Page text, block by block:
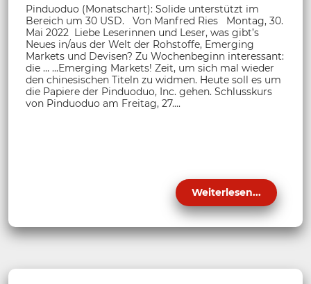
Pinduoduo (Monatschart): Solide unterstützt im
Bereich um 30 USD. Von Manfred Ries Montag, 30.
Mai 2022 Liebe Leserinnen und Leser, was gibt’s
Neues in/aus der Welt der Rohstoffe, Emerging
Markets und Devisen? Zu Wochenbeginn interessant:
die … ...Emerging Markets! Zeit, um sich mal wieder
den chinesischen Titeln zu widmen. Heute soll es um
die Papiere der Pinduoduo, Inc. gehen. Schlusskurs
von Pinduoduo am Freitag, 27....
Weiterlesen...